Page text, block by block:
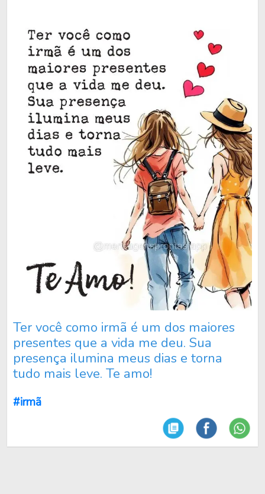
Ter você como irmã é um dos maiores
presentes que a vida me deu. Sua
presença ilumina meus dias e torna
tudo mais leve. Te amo!
#irmã